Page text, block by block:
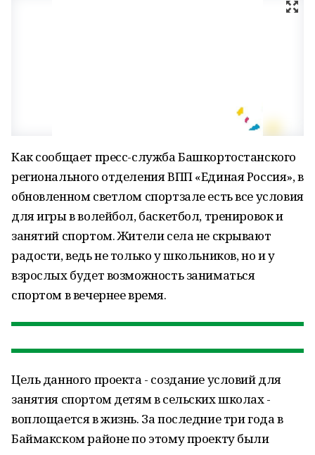
Как сообщает пресс-служба Башкортостанского
регионального отделения ВПП «Единая Россия», в
обновленном светлом спортзале есть все условия
для игры в волейбол, баскетбол, тренировок и
занятий спортом. Жители села не скрывают
радости, ведь не только у школьников, но и у
взрослых будет возможность заниматься
спортом в вечернее время.
Цель данного проекта - создание условий для
занятия спортом детям в сельских школах -
воплощается в жизнь. За последние три года в
Баймакском районе по этому проекту были